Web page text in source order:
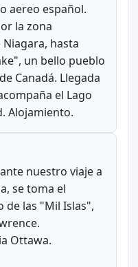
aereo español.
la zona
hasta
un bello pueblo
Canadá. Llegada
el Lago
Alojamiento.
nuestro viaje a
se toma el
de las "Mil Islas",
Ottawa.